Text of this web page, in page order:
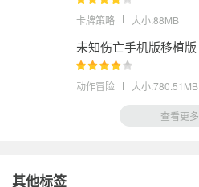
卡牌策略 大小:88MB
未知伤亡手机版移植版
动作冒险 大小:780.51MB
查看更多
其他标签